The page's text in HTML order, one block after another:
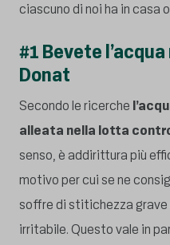
ciascuno di noi ha in casa
#1 Bevete
Donat
Secondo le ricerche
alleata nella lotta
senso, è addirittura più
motivo per cui se ne
soffre di stitichezza grave
irritabile. Questo vale in